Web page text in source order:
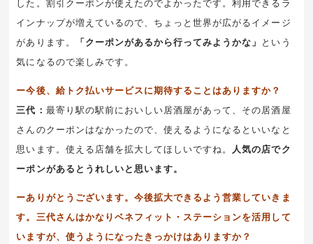
した。割引クーポンが使えたのでよかったです。利用できるラ
インナップが増えているので、ちょっと世界が広がるイメージ
があります。
「クーポンがあるから行ってみようかな」
という
気になるので楽しみです。
ー今後、給トク払いサービスに期待することはありますか？
三代： 最寄り駅の駅前においしい居酒屋があって、その居酒屋
さんのクーポンはなかったので、使えるようになるといいなと
思います。使える店舗を拡大してほしいですね。
人気の店でク
ーポンがあるとうれしいと思います。
ーありがとうございます。 今後拡大できるよう営業していきま
す。 三代さんはかなりベネフィット・ステーションを活用して
いますが、使うようになったきっかけはありますか？